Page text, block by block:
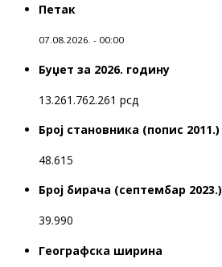
Петак
07.08.2026. - 00:00
Буџет за 2026. годину
13.261.762.261 рсд
Број становника (попис 2011.)
48.615
Број бирача (септембар 2023.)
39.990
Географска ширина